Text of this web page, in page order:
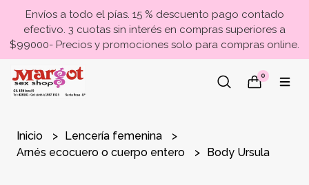
Envíos a todo el pías. 15 % descuento pago contado
efectivo. 3 cuotas sin interés en compras superiores a
$99000- Precios y promociones solo para compras online.
0
Inicio
Lencería femenina
Arnés ecocuero o cuerpo entero
Body Ursula